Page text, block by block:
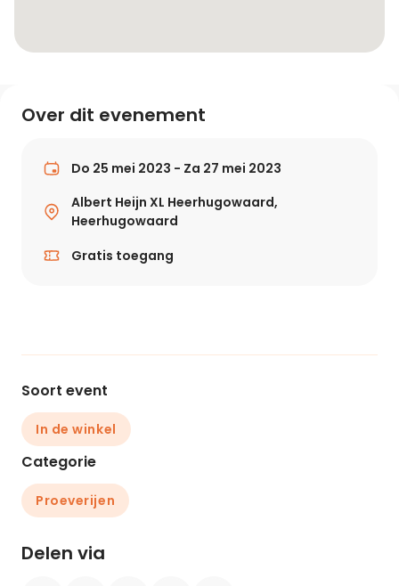
Over dit evenement
Do 25 mei 2023 - Za 27 mei 2023
Albert Heijn XL Heerhugowaard,
Heerhugowaard
Gratis toegang
Soort event
In de winkel
Categorie
Proeverijen
Delen via